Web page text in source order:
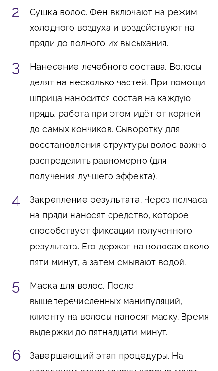
Сушка волос. Фен включают на режим
холодного воздуха и воздействуют на
пряди до полного их высыхания.
Нанесение лечебного состава. Волосы
делят на несколько частей. При помощи
шприца наносится состав на каждую
прядь, работа при этом идёт от корней
до самых кончиков. Сыворотку для
восстановления структуры волос важно
распределить равномерно (для
получения лучшего эффекта).
Закрепление результата. Через полчаса
на пряди наносят средство, которое
способствует фиксации полученного
результата. Его держат на волосах около
пяти минут, а затем смывают водой.
Маска для волос. После
вышеперечисленных манипуляций,
клиенту на волосы наносят маску. Время
выдержки до пятнадцати минут.
Завершающий этап процедуры. На